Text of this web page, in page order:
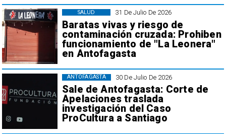
31 De Julio De 2026
Baratas vivas y riesgo de
contaminación cruzada: Prohiben
funcionamiento de "La Leonera"
en Antofagasta
SALUD
30 De Julio De 2026
Sale de Antofagasta: Corte de
Apelaciones traslada
investigación del Caso
ProCultura a Santiago
ANTOFAGASTA